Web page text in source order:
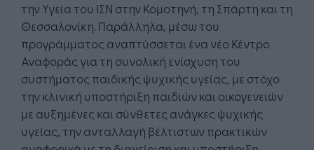
την Υγεία του ΙΣΝ στην Κομοτηνή, τη Σπάρτη και τη
Θεσσαλονίκη. Παράλληλα, μέσω του
προγράμματος αναπτύσσεται ένα νέο Κέντρο
Αναφοράς για τη συνολική ενίσχυση του
συστήματος παιδικής ψυχικής υγείας, με στόχο
την κλινική υποστήριξη παιδιών και οικογενειών
με αυξημένες και σύνθετες ανάγκες ψυχικής
υγείας, την ανταλλαγή βέλτιστων πρακτικών